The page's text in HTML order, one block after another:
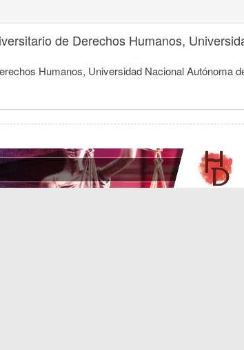
de Derechos Humanos,
Humanos, Universidad Nacional Autónoma